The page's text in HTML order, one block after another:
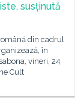
susținută
din cadrul
în
vineri, 24
Cult